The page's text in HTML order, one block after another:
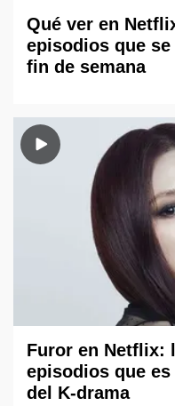
Qué ver en
episodios que
fin de semana
Furor en Netflix:
episodios que
del K-drama